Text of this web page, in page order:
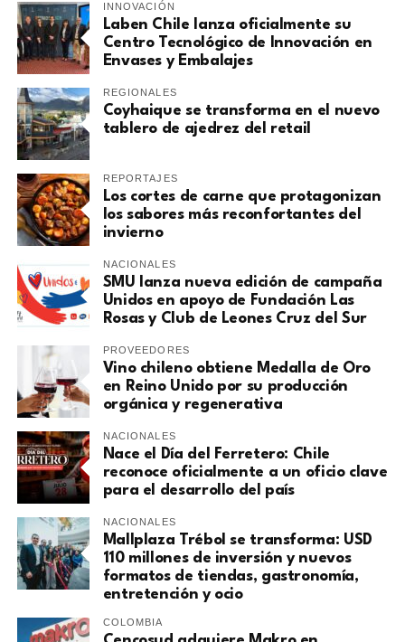
INNOVACIÓN
Laben Chile lanza oficialmente su
Centro Tecnológico de Innovación en
Envases y Embalajes
REGIONALES
Coyhaique se transforma en el nuevo
tablero de ajedrez del retail
REPORTAJES
Los cortes de carne que protagonizan
los sabores más reconfortantes del
invierno
NACIONALES
SMU lanza nueva edición de campaña
Unidos en apoyo de Fundación Las
Rosas y Club de Leones Cruz del Sur
PROVEEDORES
Vino chileno obtiene Medalla de Oro
en Reino Unido por su producción
orgánica y regenerativa
NACIONALES
Nace el Día del Ferretero: Chile
reconoce oficialmente a un oficio clave
para el desarrollo del país
NACIONALES
Mallplaza Trébol se transforma: USD
110 millones de inversión y nuevos
formatos de tiendas, gastronomía,
entretención y ocio
COLOMBIA